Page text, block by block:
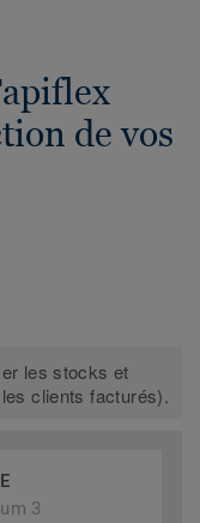
de vos
les stocks et
clients facturés).
3